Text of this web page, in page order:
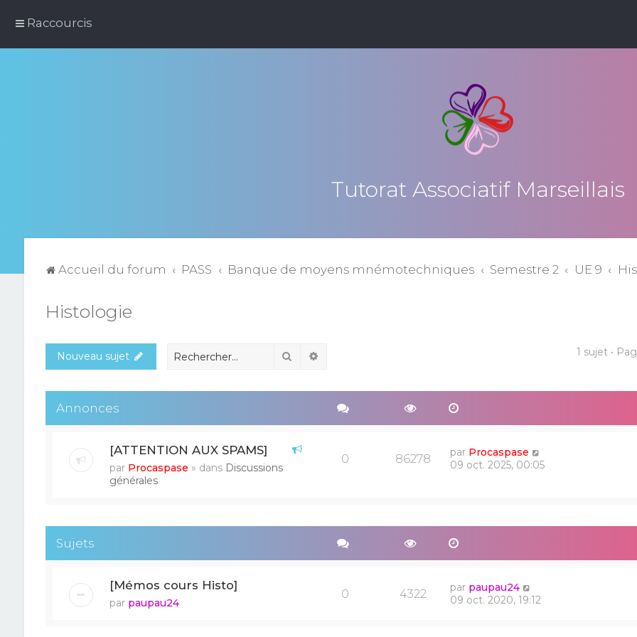
Raccourcis
Tutorat Associatif Marseillais
Accueil du forum PASS Banque de moyens mnémotechniques Semestre 2 UE 9
Histologie
Nouveau sujet Rechercher 1 sujet •
Annonces
[ATTENTION AUX SPAMS]
par Procaspase » dans Discussions
générales
0 86278 par Procaspase
09 oct. 2025, 00:05
Sujets
[Mémos cours Histo]
par paupau24
0 4322 par paupau24
09 oct. 2020, 19:12